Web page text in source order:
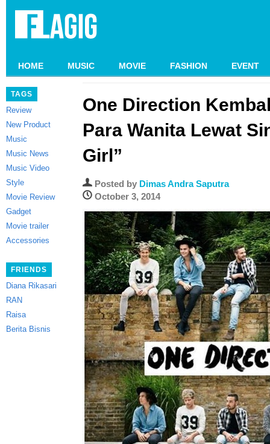
HOME MUSIC MOVIE FASHION EVENT
TAGS
Review
New Product
Music
Music News
Music Video
Style
Movie Review
Gadget
Movie trailer
Accessories
FRIENDS
Diana Rikasari
RAN
Raisa
Berita Bisnis
One Direction
Para Wanita Lewat
Girl”
Posted by Dimas Andra Saputra
October 3, 2014